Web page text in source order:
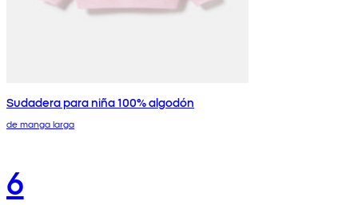
Sudadera para niña 100% algodón
de manga larga
6